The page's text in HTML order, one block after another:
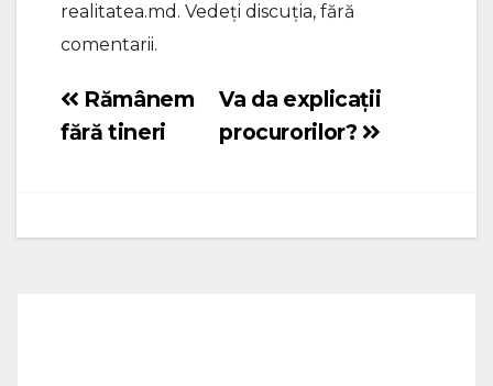
realitatea.md. Vedeți discuția, fără
comentarii.
Navigare
în
Va da explicații
procurorilor?
Rămânem
fără tineri